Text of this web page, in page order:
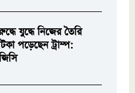
যুদ্ধে নিজের তৈরি
পড়েছেন ট্রাম্প: